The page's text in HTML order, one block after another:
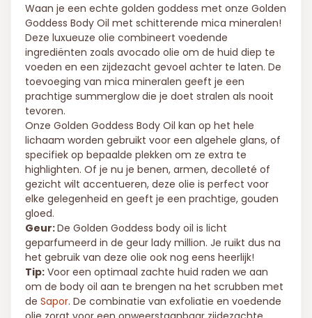
Waan je een echte golden goddess met onze Golden
Goddess Body Oil met schitterende mica mineralen!
Deze luxueuze olie combineert voedende
ingrediënten zoals avocado olie om de huid diep te
voeden en een zijdezacht gevoel achter te laten. De
toevoeging van mica mineralen geeft je een
prachtige summerglow die je doet stralen als nooit
tevoren.
Onze Golden Goddess Body Oil kan op het hele
lichaam worden gebruikt voor een algehele glans, of
specifiek op bepaalde plekken om ze extra te
highlighten. Of je nu je benen, armen, decolleté of
gezicht wilt accentueren, deze olie is perfect voor
elke gelegenheid en geeft je een prachtige, gouden
gloed.
Geur:De Golden Goddess body oil is licht
geparfumeerd in de geur lady million. Je ruikt dus na
het gebruik van deze olie ook nog eens heerlijk!
Tip: Voor een optimaal zachte huid raden we aan
om de body oil aan te brengen na het scrubben met
de Sapor. De combinatie van exfoliatie en voedende